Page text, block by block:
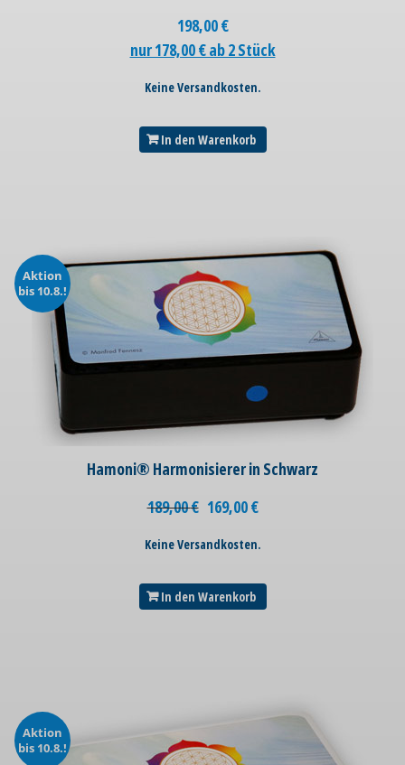
198,00€
nur 178,00 € ab 2 Stück
Keine Versandkosten.
In den Warenkorb
Aktion
bis 10.8.!
Hamoni® Harmonisierer in Schwarz
189,00€ 169,00€
Keine Versandkosten.
In den Warenkorb
Aktion
bis 10.8.!